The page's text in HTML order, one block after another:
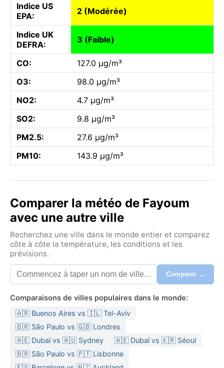
Indice US
EPA:
2 (Modérée)
Indice UK
DEFRA:
3 (Faible)
CO:
127.0 µg/m³
O3:
98.0 µg/m³
NO2:
4.7 µg/m³
SO2:
9.8 µg/m³
PM2.5:
27.6 µg/m³
PM10:
143.9 µg/m³
Comparer la météo de Fayoum
avec une autre ville
Recherchez une ville dans le monde entier et comparez
côte à côte la température, les conditions et les
prévisions.
Comparer →
Comparaisons de villes populaires dans le monde:
🇦🇷 Buenos Aires vs 🇮🇱 Tel-Aviv
🇧🇷 São Paulo vs 🇬🇧 Londres
🇦🇪 Dubaï vs 🇦🇺 Sydney
🇦🇪 Dubaï vs 🇰🇷 Séoul
🇧🇷 São Paulo vs 🇵🇹 Lisbonne